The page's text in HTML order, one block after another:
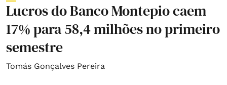
Lucros do Banco Montepio caem
17% para 58,4 milhões no primeiro
semestre
Tomás Gonçalves Pereira